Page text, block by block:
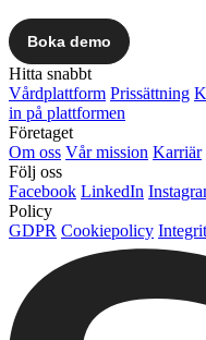
Hitta snabbt
Vårdplattform Prissättning
in på plattformen
Företaget
Om oss Vår mission Karriär
Följ oss
Facebook LinkedIn
Policy
GDPR Cookiepolicy